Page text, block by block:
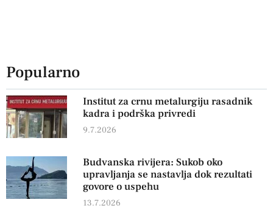
Popularno
Institut za crnu metalurgiju rasadnik
kadra i podrška privredi
9.7.2026
Budvanska rivijera: Sukob oko
upravljanja se nastavlja dok rezultati
govore o uspehu
13.7.2026